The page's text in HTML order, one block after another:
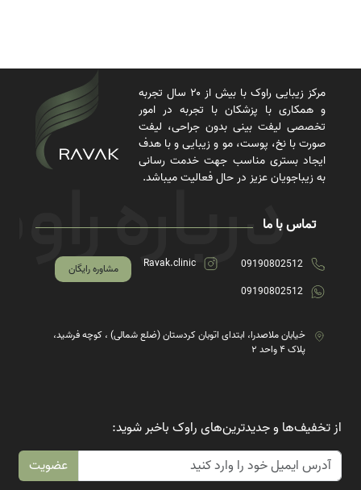
مرکز زیبایی راوک با بیش از ۲۰ سال تجربه
و همکاری با پزشکان با تجربه در امور
تخصصی لیفت بینی بدون جراحی، لیفت
صورت با نخ، پوست، مو و زیبایی و با هدف
ایجاد بستری مناسب جهت خدمت رسانی
به زیباجویان عزیز در حال فعالیت میباشد.
تماس با ما
09190802512
09190802512
Ravak.clinic مشاوره رایگان
خیابان ملاصدرا، ابتدای اتوبان کردستان (ضلع شمالی) ، کوچه فرشید،
پلاک ۴ واحد ۲
از تخفیف‌ها و جدیدترین‌های راوک باخبر شوید:
عضویت